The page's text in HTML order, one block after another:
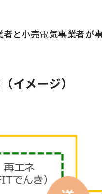
と小売電気事業者が
イメージ）